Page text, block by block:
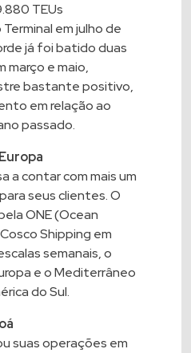
TEUs
em julho de
já foi batido duas
março e maio,
bastante positivo,
em relação ao
passado.
a contar com mais um
seus clientes. O
ONE (Ocean
Shipping em
semanais, o
e o Mediterrâneo
do Sul.
suas operações em